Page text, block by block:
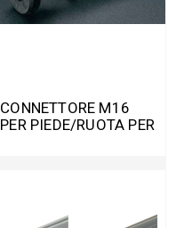
CONNETTORE M16
PER PIEDE/RUOTA PER